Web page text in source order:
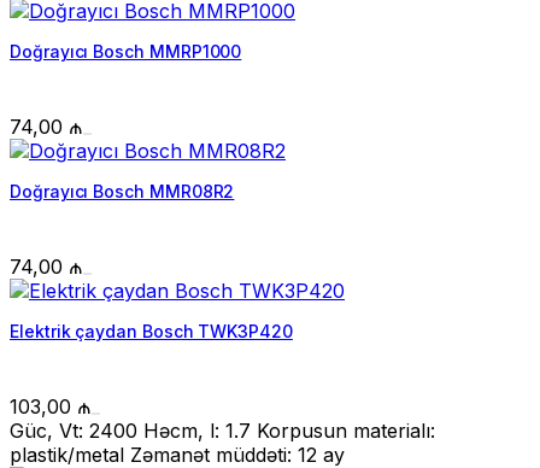
Doğrayıcı Bosch MMRP1000
74,00 ₼
Doğrayıcı Bosch MMR08R2
74,00 ₼
Elektrik çaydan Bosch TWK3P420
103,00 ₼
Güc, Vt: 2400 Həcm, l: 1.7 Korpusun materialı:
plastik/metal Zəmanət müddəti: 12 ay